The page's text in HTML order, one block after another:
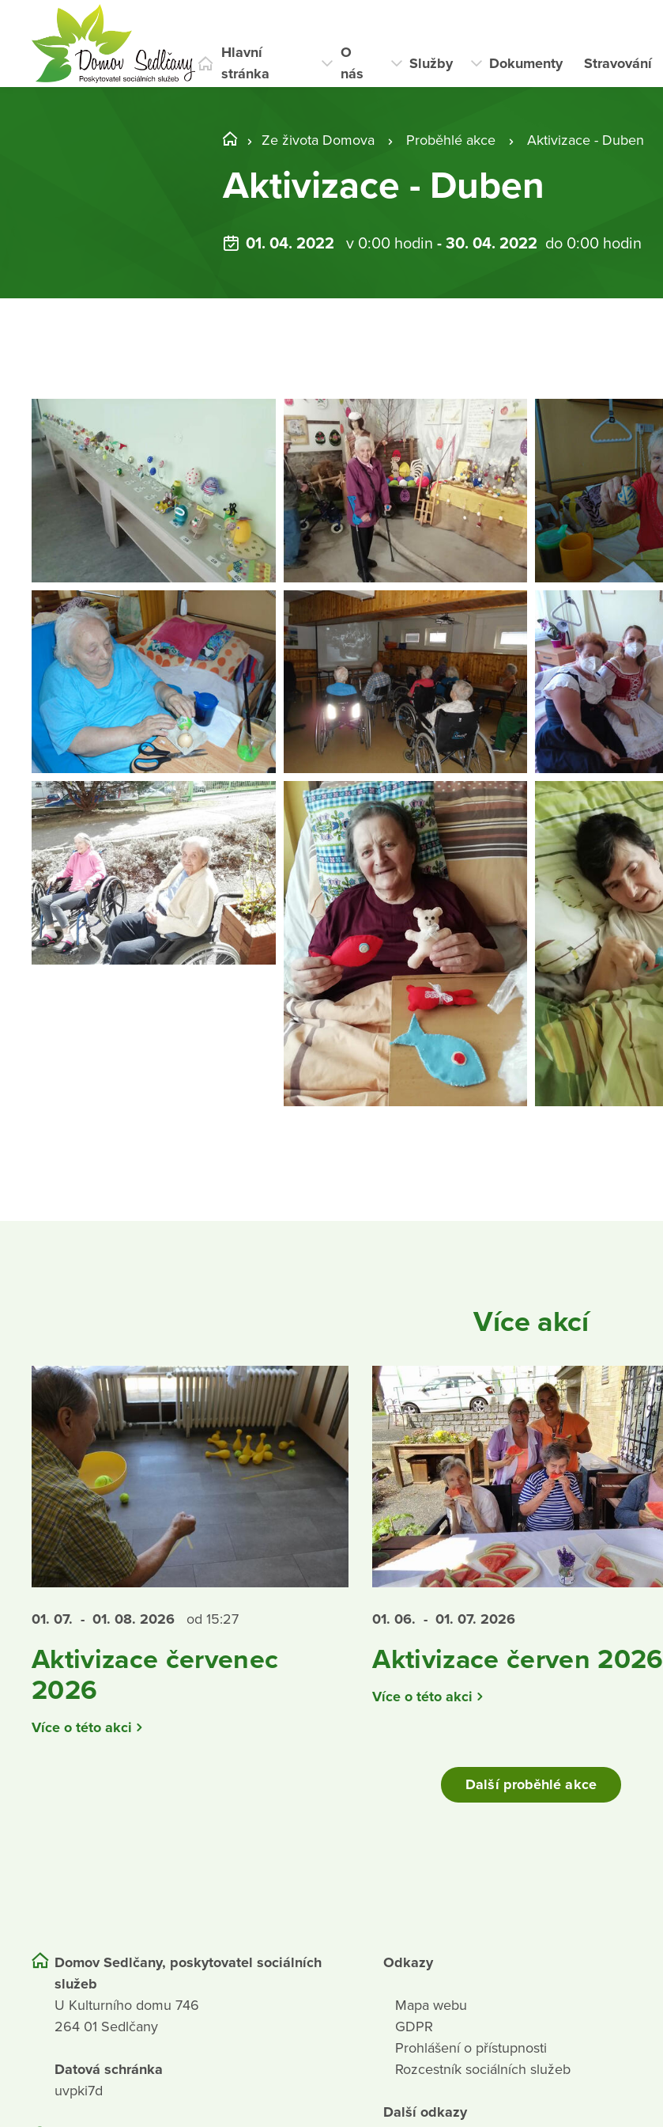
Hlavní
stránka
O
nás
Služby Dokumenty Stravování
Ze života Domova Proběhlé akce Aktivizace - Duben
Aktivizace - Duben
01. 04. 2022 v 0:00 hodin - 30. 04. 2022 do 0:00 hodin
Více akcí
01. 07. - 01. 08. 2026 od 15:27
Aktivizace červenec
2026
Více o této akci
01. 06. - 01. 07.2026
Aktivizace červen 2026
Více o této akci
Další proběhlé akce
Domov Sedlčany, poskytovatel sociálních
služeb
U Kulturního domu 746
264 01 Sedlčany
Datová schránka
uvpki7d
Odkazy
Mapa webu
GDPR
Prohlášení o přístupnosti
Rozcestník sociálních služeb
Další odkazy